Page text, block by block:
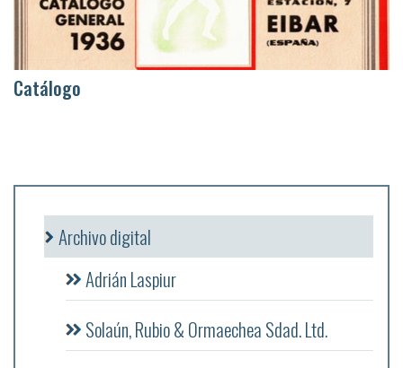
Catálogo
Archivo digital
Adrián Laspiur
Solaún, Rubio & Ormaechea Sdad. Ltd.